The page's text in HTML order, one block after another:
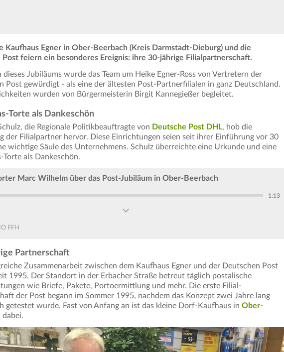
Kaufhaus Egner in Ober-Beerbach (Kreis Darmstadt-Dieburg) und die
Post feiern ein besonderes Ereignis: ihre 30-jährige Filialpartnerschaft.
dieses Jubiläums wurde das Team um Heike Egner-Ross von Vertretern der
Post gewürdigt - als eine der ältesten Post-Partnerfilialen in ganz Deutschland.
wurden von Bürgermeisterin Birgit Kannegießer begleitet.
Torte als Dankeschön
die Regionale Politikbeauftragte von Deutsche Post DHL, hob die
der Filialpartner hervor. Diese Einrichtungen seien seit ihrer Einführung vor 30
wichtige Säule des Unternehmens. Schulz überreichte eine Urkunde und eine
Torte als Dankeschön.
Marc Wilhelm über das Post-Jubiläum in Ober-Beerbach
1:13
FFH
Partnerschaft
Zusammenarbeit zwischen dem Kaufhaus Egner und der Deutschen Post
1995. Der Standort in der Erbacher Straße betreut täglich postalische
wie Briefe, Pakete, Portoermittlung und mehr. Die erste Filial-
der Post begann im Sommer 1995, nachdem das Konzept zwei Jahre lang
getestet wurde. Fast von Anfang an ist das kleine Dorf-Kaufhaus in Ober-
dabei.